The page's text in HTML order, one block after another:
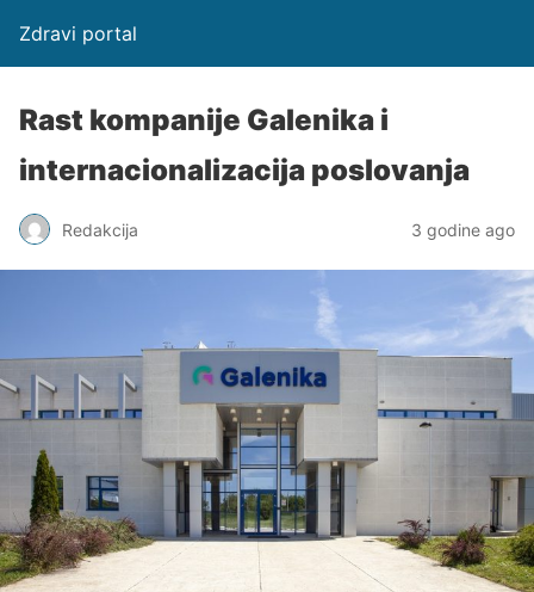
Zdravi portal
Rast kompanije Galenika i
internacionalizacija poslovanja
Redakcija 3 godine ago